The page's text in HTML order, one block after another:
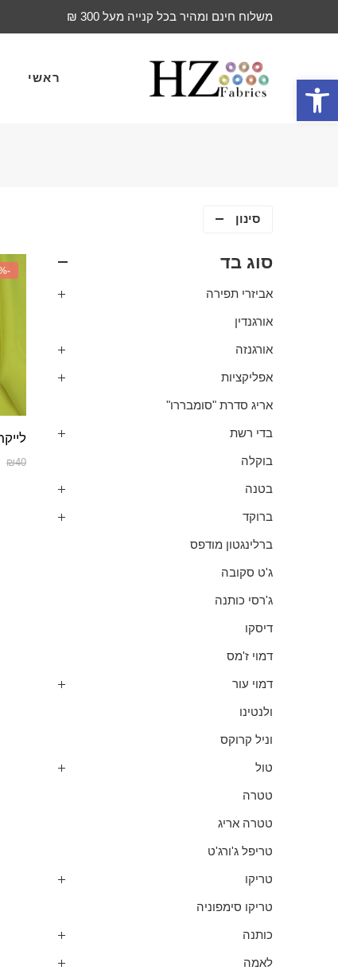
פתח סרגל נגישות
משלוח חינם ומהיר בכל קנייה מעל 300 ₪
ראשי
סינון
-13%
₪40
סוג בד
אביזרי תפירה
אורגנדין
אורגנזה
אפליקציות
אריג סדרת "סומבררו"
בדי רשת
בוקלה
בטנה
ברוקד
ברלינגטון מודפס
ג'ט סקובה
ג'רסי כותנה
דיסקו
דמוי ז'מס
דמוי עור
ולנטינו
וניל קרוקס
טול
טטרה
טטרה אריג
טריפל ג'ורג'ט
טריקו
טריקו סימפוניה
כותנה
לאמה